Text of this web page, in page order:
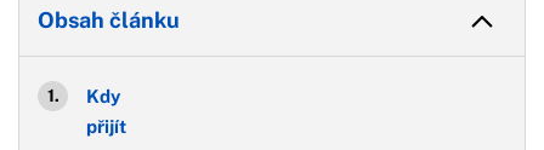
Obsah článku
Kdy